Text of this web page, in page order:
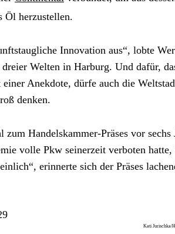
Öl herzustellen.
Innovation aus“, lobte
dreier Welten in Harburg. Und dafür,
Anekdote, dürfe auch die
denken.
zum Handelskammer-Präses vor
volle Pkw seinerzeit verboten
erinnerte sich der Präses
Kati Jurischka/